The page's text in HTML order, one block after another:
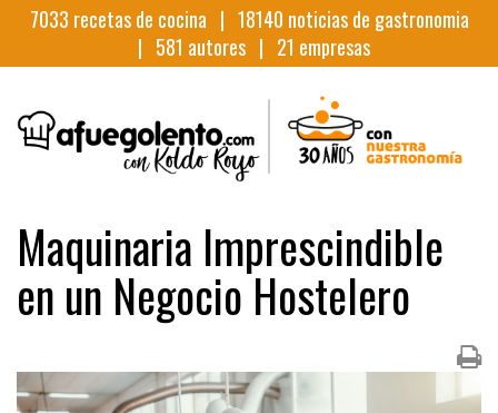
7033 recetas de cocina | 18140 noticias de gastronomia
| 581 autores | 21 empresas
Maquinaria Imprescindible
en un Negocio Hostelero